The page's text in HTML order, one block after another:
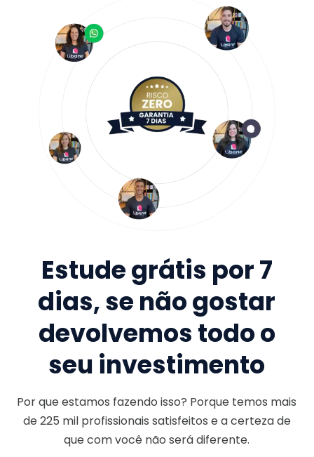
Estude grátis por 7
dias, se não gostar
devolvemos todo o
seu investimento
Por que estamos fazendo isso? Porque temos mais
de225 milprofissionais satisfeitos e a certeza de
que com você não será diferente.